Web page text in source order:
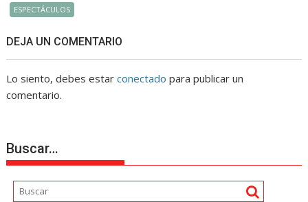
ESPECTÁCULOS
DEJA UN COMENTARIO
Lo siento, debes estarconectado para publicar un
comentario.
Buscar…